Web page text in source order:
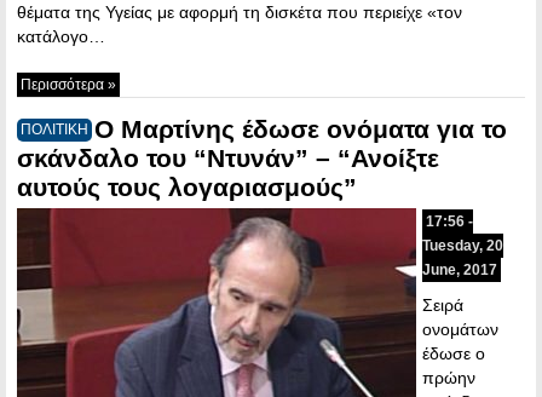
θέματα της Υγείας με αφορμή τη δισκέτα που περιείχε «τον
κατάλογο…
Περισσότερα »
ΠΟΛΙΤΙΚΗ O Mαρτίνης έδωσε ονόματα για το
σκάνδαλο του “Ντυνάν” – “Ανοίξτε
αυτούς τους λογαριασμούς”
17:56 -
Tuesday, 20
June, 2017
Σειρά
ονομάτων
έδωσε ο
πρώην